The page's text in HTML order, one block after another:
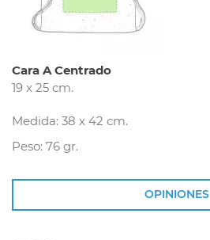
Cara A Centrado
19 x 25 cm.
Medida: 38 x 42 cm.
Peso: 76 gr.
OPINIONES